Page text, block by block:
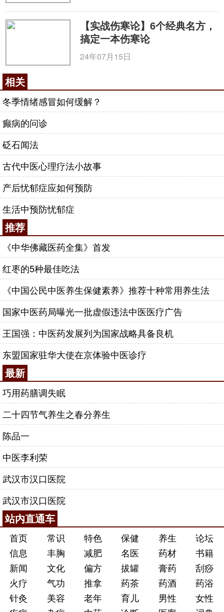
【实战伤寒论】6个经典名方，
搞定一本伤寒论
24年07月15日
相关
冬季情绪感冒如何缓解？
癫病的问诊
砭石闻法
古代中医心理疗法小故事
产后忧郁症应如何预防
生活中预防忧郁症
推荐
《中华佛藏医药全集》首发
红枣的5种最佳吃法
《中国公民中医养生保健素养》推荐十种常用养生法
国家中医药局曝光一批虚假违法中医医疗广告
王国强：中医药发展列为国家战略具备良机
东盟国家驻华大使在京体验中医诊疗
最新
巧用药膳调失眠
二十四节气养生之春分养生
陈品一
中医李利荣
武汉市汉口医院
武汉市汉口医院
站内直通车
首页 常识 特色 保健 养生
论坛
信息
丰胸 减肥 名医 药材
书籍
新闻
文化 偏方 拔罐 膏药
刮痧
火疗
气功 推拿 药茶 药酒
药浴
针灸
美容 老年 育儿 男性
女性